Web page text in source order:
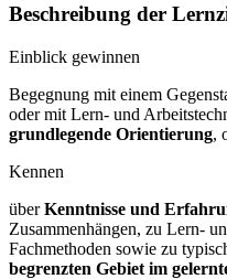
Beschreibung der
Einblick gewinnen
Begegnung mit einem
oder mit Lern- und
grundlegende Orientierung,
Kennen
überKenntnisse und
Zusammenhängen, zu Lern-
Fachmethoden sowie zu
begrenzten Gebiet im